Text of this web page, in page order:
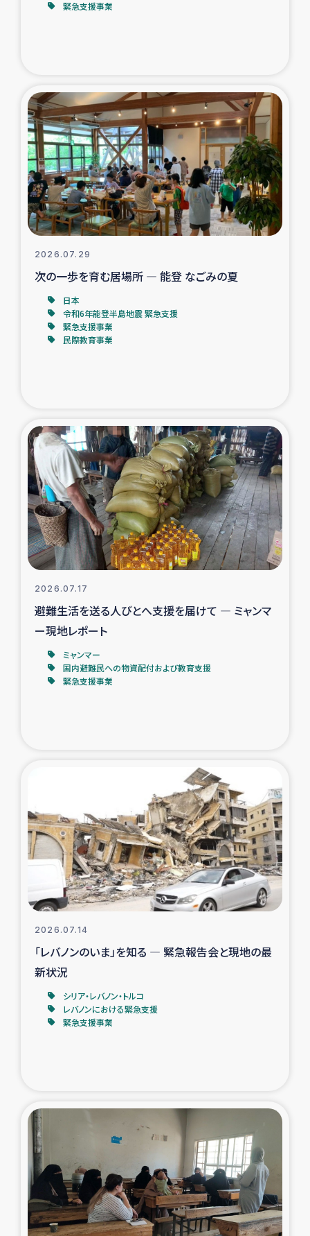
コーヒー生産者支援
アイナロ県マウベシ郡でのコーヒー畑改善事業
ベイルート大規模爆発被災者支援
女性の生計向上支援
アグロフォレストリー（カカオ）事業
緊急支援事業
2026.07.29
次の一歩を育む居場所 ― 能登 なごみの夏
日本
令和6年能登半島地震 緊急支援
緊急支援事業
民際教育事業
2026.07.17
避難生活を送る人びとへ支援を届けて ― ミャンマ
ー現地レポート
ミャンマー
国内避難民への物資配付および教育支援
緊急支援事業
2026.07.14
「レバノンのいま」を知る ― 緊急報告会と現地の最
新状況
シリア・レバノン・トルコ
レバノンにおける緊急支援
緊急支援事業